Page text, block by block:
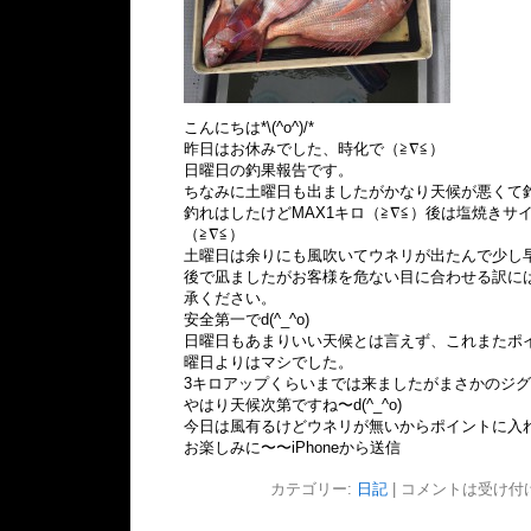
こんにちは*\(^o^)/*
昨日はお休みでした、時化で（≧∇≦）
日曜日の釣果報告です。
ちなみに土曜日も出ましたがかなり天候が悪くて
釣れはしたけどMAX1キロ（≧∇≦）後は塩焼きサ
（≧∇≦）
土曜日は余りにも風吹いてウネリが出たんで少し
後で凪ましたがお客様を危ない目に合わせる訳に
承ください。
安全第一でd(^_^o)
日曜日もあまりいい天候とは言えず、これまたポ
曜日よりはマシでした。
3キロアップくらいまでは来ましたがまさかのジ
やはり天候次第ですね〜d(^_^o)
今日は風有るけどウネリが無いからポイントに入
お楽しみに〜〜iPhoneから送信
カテゴリー: 日記| コメントは受け付